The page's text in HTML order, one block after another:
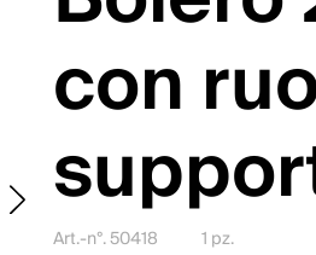
con
Art.-n°. 50418 1 pz.